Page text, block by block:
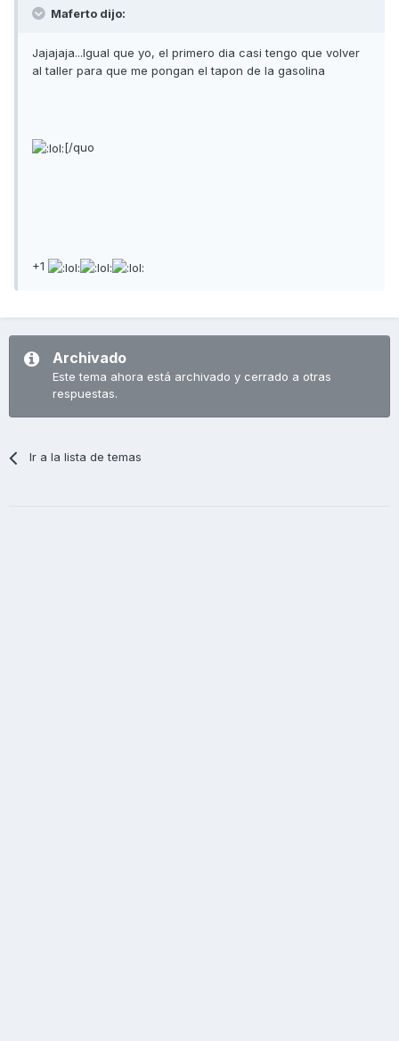
Maferto dijo:
Jajajaja...Igual que yo, el primero dia casi tengo que volver
al taller para que me pongan el tapon de la gasolina
[/quo
+1
Archivado
Este tema ahora está archivado y cerrado a otras
respuestas.
Ir a la lista de temas